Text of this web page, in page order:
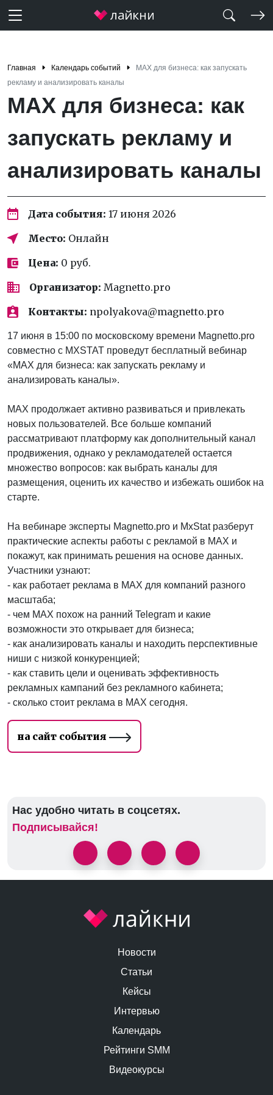
Главная Календарь событий
MAX для бизнеса: как запускать
рекламу и анализировать каналы
MAX для бизнеса: как
запускать рекламу и
анализировать каналы
Дата события: 17 июня 2026
Место: Онлайн
Цена: 0 руб.
Организатор: Magnetto.pro
Контакты: npolyakova@magnetto.pro
17 июня в 15:00 по московскому времени Magnetto.pro
совместно с MXSTAT проведут бесплатный вебинар
«MAX для бизнеса: как запускать рекламу и
анализировать каналы».
MAX продолжает активно развиваться и привлекать
новых пользователей. Все больше компаний
рассматривают платформу как дополнительный канал
продвижения, однако у рекламодателей остается
множество вопросов: как выбрать каналы для
размещения, оценить их качество и избежать ошибок на
старте.
На вебинаре эксперты Magnetto.pro и MxStat разберут
практические аспекты работы с рекламой в MAX и
покажут, как принимать решения на основе данных.
Участники узнают:
- как работает реклама в MAX для компаний разного
масштаба;
- чем MAX похож на ранний Telegram и какие
возможности это открывает для бизнеса;
- как анализировать каналы и находить перспективные
ниши с низкой конкуренцией;
- как ставить цели и оценивать эффективность
рекламных кампаний без рекламного кабинета;
- cколько стоит реклама в MAX сегодня.
на сайт события
Нас удобно читать в соцсетях.
Подписывайся!
Новости
Статьи
Кейсы
Интервью
Календарь
Рейтинги SMM
Видеокурсы